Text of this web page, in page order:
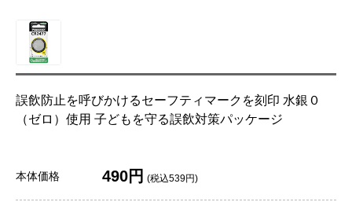
誤飲防止を呼びかけるセーフティマークを刻印 水銀０
（ゼロ）使用 子どもを守る誤飲対策パッケージ
本体価格 490円 (税込539円)